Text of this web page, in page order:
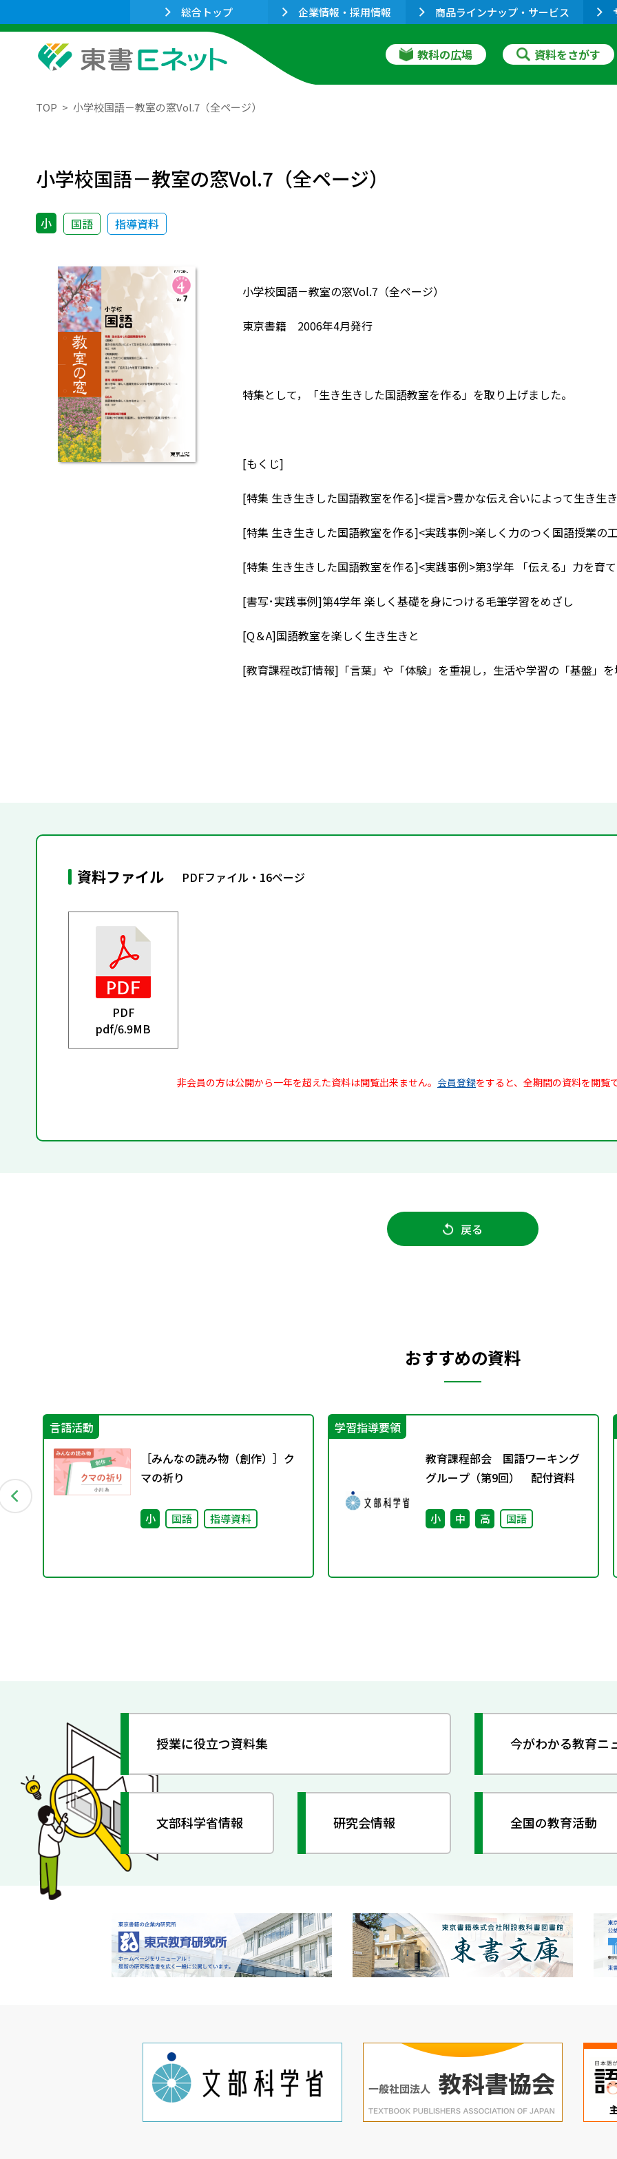
総合トップ 企業情報・採用情報 商品ラインナップ・サービス
教科の広場 資料をさがす
TOP 小学校国語－教室の窓Vol.7（全ページ）
小学校国語－教室の窓Vol.7（全ページ）
小 国語 指導資料
小学校国語－教室の窓Vol.7（全ページ）
東京書籍 2006年4月発行
特集として，「生き生きした国語教室を作る」を取り上げました。
[もくじ]
[特集 生き生きした国語教室を作る]<提言>豊かな伝え合いによって生き生
[特集 生き生きした国語教室を作る]<実践事例>楽しく力のつく国語授業の
[特集 生き生きした国語教室を作る]<実践事例>第3学年 「伝える」力を育
[書写･実践事例]第4学年 楽しく基礎を身につける毛筆学習をめざし
[Q＆A]国語教室を楽しく生き生きと
[教育課程改訂情報]「言葉」や「体験」を重視し，生活や学習の「基盤」を
資料ファイル PDFファイル・16ページ
PDF
pdf/6.9MB
非会員の方は公開から一年を超えた資料は閲覧出来ません。 会員登録をすると、全期間の資料を閲覧
戻る
おすすめの資料
言語活動
［みんなの読み物（創作）］ク
マの祈り
小 国語 指導資料
学習指導要領
教育課程部会 国語ワーキング
グループ（第9回） 配付資料
小 中 高 国語
授業に役立つ資料集 今がわかる教育ニ
文部科学省情報 研究会情報 全国の教育活動